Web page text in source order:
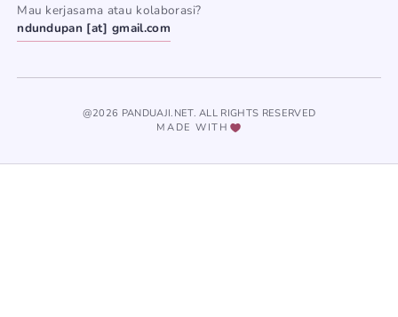
Mau kerjasama atau kolaborasi?
ndundupan [at] gmail.com
@2026 PANDUAJI.NET. ALL RIGHTS RESERVED
MADE WITH